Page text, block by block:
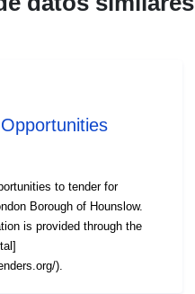
to tender for
Borough of Hounslow.
is provided through the
).